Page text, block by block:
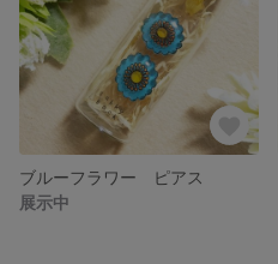
ブルーフラワー ピアス
展示中